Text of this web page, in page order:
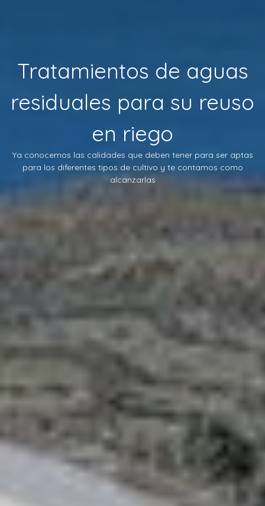
Tratamientos de aguas
residuales para su reuso
en riego
Ya conocemos las calidades que deben tener para ser aptas
para los diferentes tipos de cultivo y te contamos como
alcanzarlas